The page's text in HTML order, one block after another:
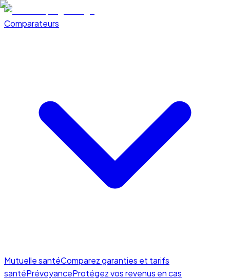
Comparateurs
Mutuelle santéComparez garanties et tarifs
santéPrévoyanceProtégez vos revenus en cas